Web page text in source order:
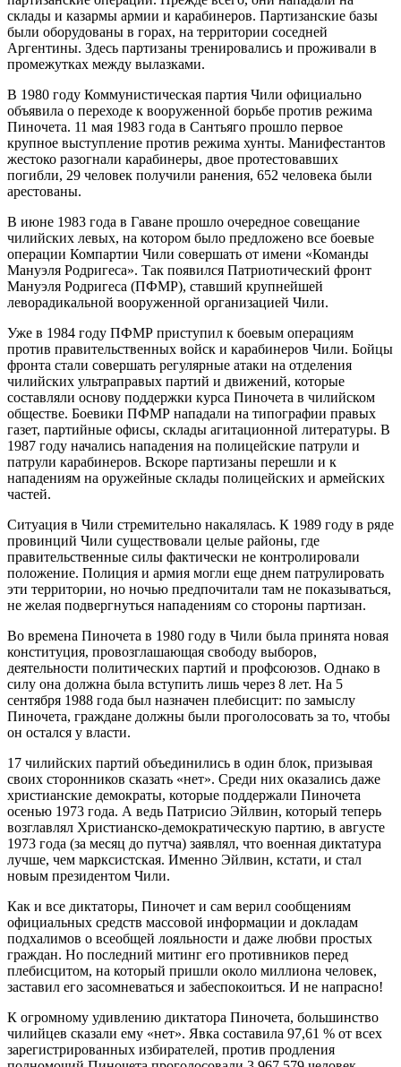
склады и казармы армии и карабинеров. Партизанские базы
были оборудованы в горах, на территории соседней
Аргентины. Здесь партизаны тренировались и проживали в
промежутках между вылазками.
В 1980 году Коммунистическая партия Чили официально
объявила о переходе к вооруженной борьбе против режима
Пиночета. 11 мая 1983 года в Сантьяго прошло первое
крупное выступление против режима хунты. Манифестантов
жестоко разогнали карабинеры, двое протестовавших
погибли, 29 человек получили ранения, 652 человека были
арестованы.
В июне 1983 года в Гаване прошло очередное совещание
чилийских левых, на котором было предложено все боевые
операции Компартии Чили совершать от имени «Команды
Мануэля Родригеса». Так появился Патриотический фронт
Мануэля Родригеса (ПФМР), ставший крупнейшей
леворадикальной вооруженной организацией Чили.
Уже в 1984 году ПФМР приступил к боевым операциям
против правительственных войск и карабинеров Чили. Бойцы
фронта стали совершать регулярные атаки на отделения
чилийских ультраправых партий и движений, которые
составляли основу поддержки курса Пиночета в чилийском
обществе. Боевики ПФМР нападали на типографии правых
газет, партийные офисы, склады агитационной литературы. В
1987 году начались нападения на полицейские патрули и
патрули карабинеров. Вскоре партизаны перешли и к
нападениям на оружейные склады полицейских и армейских
частей.
Ситуация в Чили стремительно накалялась. К 1989 году в ряде
провинций Чили существовали целые районы, где
правительственные силы фактически не контролировали
положение. Полиция и армия могли еще днем патрулировать
эти территории, но ночью предпочитали там не показываться,
не желая подвергнуться нападениям со стороны партизан.
Во времена Пиночета в 1980 году в Чили была принята новая
конституция, провозглашающая свободу выборов,
деятельности политических партий и профсоюзов. Однако в
силу она должна была вступить лишь через 8 лет. На 5
сентября 1988 года был назначен плебисцит: по замыслу
Пиночета, граждане должны были проголосовать за то, чтобы
он остался у власти.
17 чилийских партий объединились в один блок, призывая
своих сторонников сказать «нет». Среди них оказались даже
христианские демократы, которые поддержали Пиночета
осенью 1973 года. А ведь Патрисио Эйлвин, который теперь
возглавлял Христианско-демократическую партию, в августе
1973 года (за месяц до путча) заявлял, что военная диктатура
лучше, чем марксистская. Именно Эйлвин, кстати, и стал
новым президентом Чили.
Как и все диктаторы, Пиночет и сам верил сообщениям
официальных средств массовой информации и докладам
подхалимов о всеобщей лояльности и даже любви простых
граждан. Но последний митинг его противников перед
плебисцитом, на который пришли около миллиона человек,
заставил его засомневаться и забеспокоиться. И не напрасно!
К огромному удивлению диктатора Пиночета, большинство
чилийцев сказали ему «нет». Явка составила 97,61 % от всех
зарегистрированных избирателей, против продления